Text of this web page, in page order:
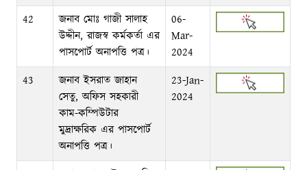
42
জনাব মোঃ গাজী সালাহ
উদ্দীন, রাজস্ব কর্মকর্তা এর
পাসপোর্ট অনাপত্তি পত্র।
06-
Mar-
2024
43
জনাব ইসরাত জাহান
সেতু, অফিস সহকারী
কাম-কম্পিউটার
মুদ্রাক্ষরিক এর পাসপোর্ট
অনাপত্তি পত্র।
23-Jan-
2024